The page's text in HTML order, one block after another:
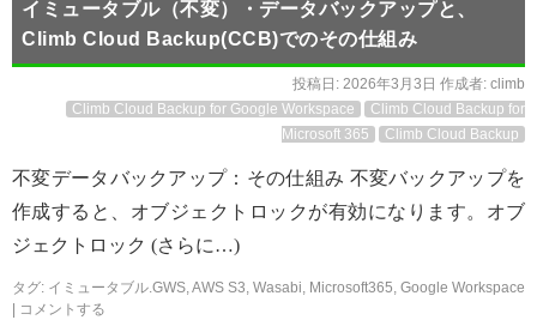
イミュータブル（不変）・データバックアップと、
Climb Cloud Backup(CCB)でのその仕組み
投稿日: 2026年3月3日 作成者: climb
Climb Cloud Backup for Google Workspace
Climb Cloud Backup for
Microsoft 365
Climb Cloud Backup
不変データバックアップ：その仕組み 不変バックアップを
作成すると、オブジェクトロックが有効になります。オブ
ジェクトロック (さらに…)
タグ: イミュータブル.GWS,AWS S3, Wasabi, Microsoft365, Google Workspace
コメントする